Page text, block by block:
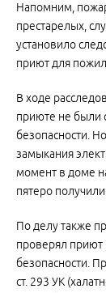
Напомним,
престарелых,
установило
приют для
В ходе
приюте не были
безопасности.
замыкания
момент в доме
пятеро
По делу также
проверял приют
безопасности.
ст. 293 УК